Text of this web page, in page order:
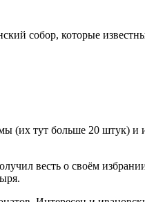
собор, которые
(их тут больше 20 штук) и
весть о своём